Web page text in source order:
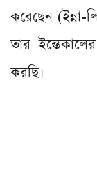
করেছেন (ইন্না-
তার
করছি।